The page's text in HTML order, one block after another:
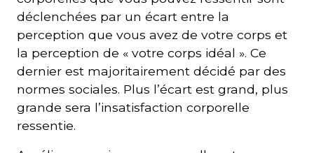
déclenchées par un écart entre la
perception que vous avez de votre corps et
la perception de « votre corps idéal ». Ce
dernier est majoritairement décidé par des
normes sociales. Plus l’écart est grand, plus
grande sera l’insatisfaction corporelle
ressentie.